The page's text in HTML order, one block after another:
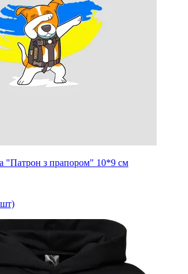
"Патрон з прапором" 10*9 см